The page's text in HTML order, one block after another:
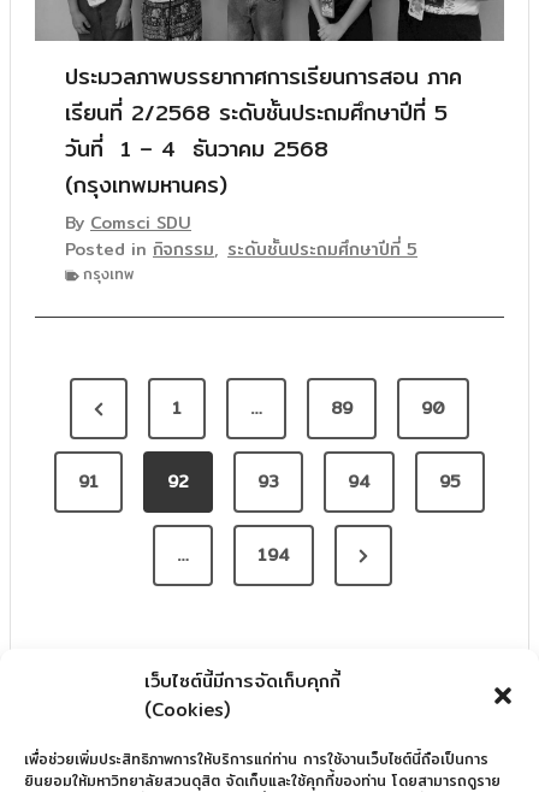
เว็บไซต์นี้มีการจัดเก็บคุกกี้
(Cookies)
เพื่อช่วยเพิ่มประสิทธิภาพการให้บริการแก่ท่าน การใช้งานเว็บไซต์นี้ถือเป็นการ
ยินยอมให้มหาวิทยาลัยสวนดุสิต จัดเก็บและใช้คุกกี้ของท่าน โดยสามารถดูราย
ประมวลภาพบรรยากาศการเรียนการสอน ภาค
เรียนที่ 2/2568 ระดับชั้นประถมศึกษาปีที่ 5
วันที่ 1 – 4 ธันวาคม 2568
(กรุงเทพมหานคร)
By Comsci SDU
Posted in กิจกรรม, ระดับชั้นประถมศึกษาปีที่ 5
กรุงเทพ
O
T
I
P
r
e
v
g
1 … 89 90
91 92 93 94 95
… 194
N
e
g